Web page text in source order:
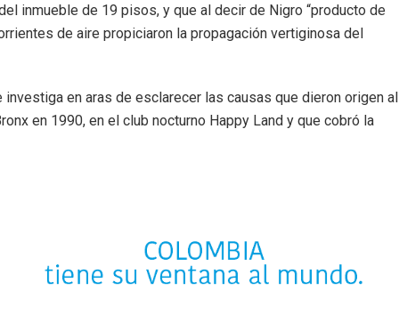
inmueble de 19 pisos, y que al decir de Nigro “producto de
de aire propiciaron la propagación vertiginosa del
en aras de esclarecer las causas que dieron origen al
en 1990, en el club nocturno Happy Land y que cobró la